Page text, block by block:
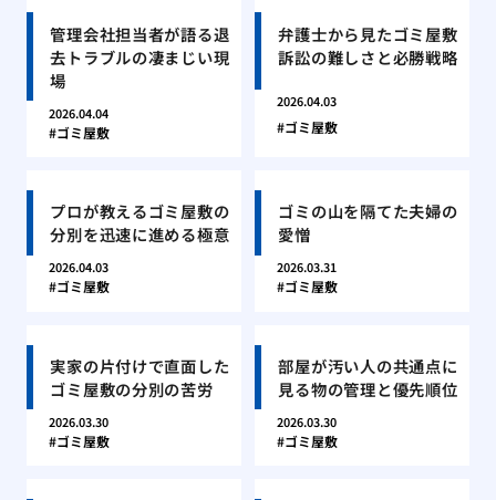
管理会社担当者が語る退
去トラブルの凄まじい現
場
2026.04.04
ゴミ屋敷
弁護士から見たゴミ屋敷
訴訟の難しさと必勝戦略
2026.04.03
ゴミ屋敷
プロが教えるゴミ屋敷の
分別を迅速に進める極意
2026.04.03
ゴミ屋敷
ゴミの山を隔てた夫婦の
愛憎
2026.03.31
ゴミ屋敷
実家の片付けで直面した
ゴミ屋敷の分別の苦労
2026.03.30
ゴミ屋敷
部屋が汚い人の共通点に
見る物の管理と優先順位
2026.03.30
ゴミ屋敷